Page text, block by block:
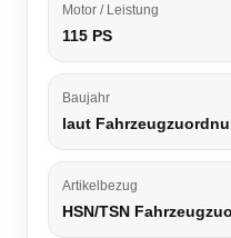
Motor / Leistung
115 PS
Baujahr
laut
Artikelbezug
HSN/TSN